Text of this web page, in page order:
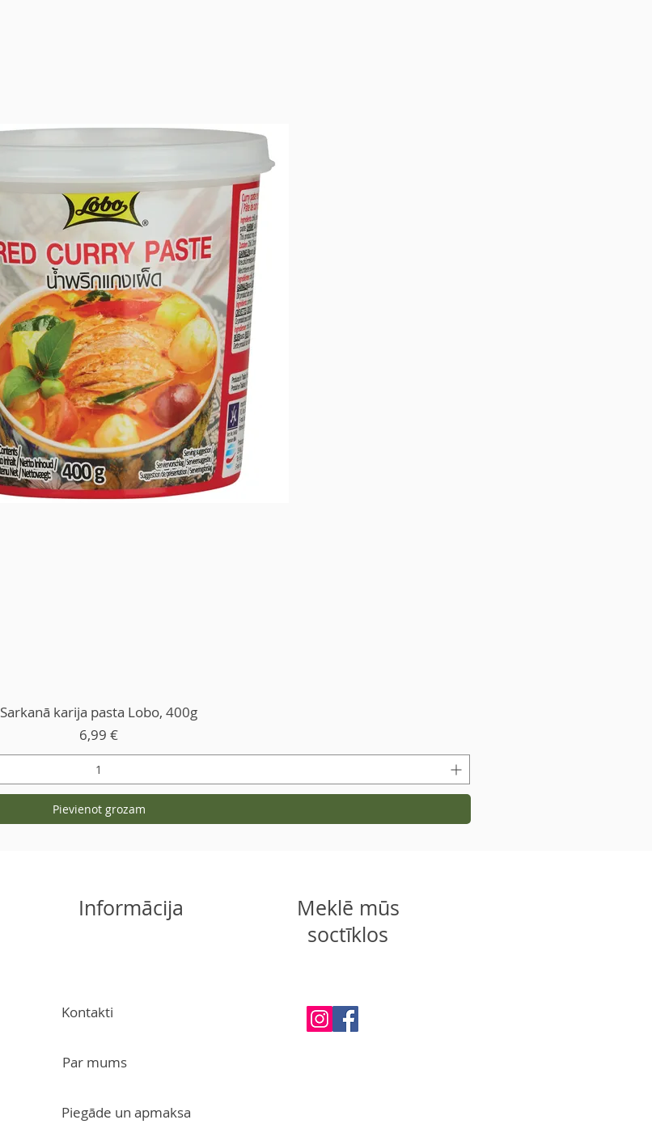
Sarkanā karija pasta Lobo, 400g
Cena
6,99 €
Pievienot grozam
Informācija
Meklē mūs
soctīklos
Kontakti
Par mums
Piegāde un apmaksa